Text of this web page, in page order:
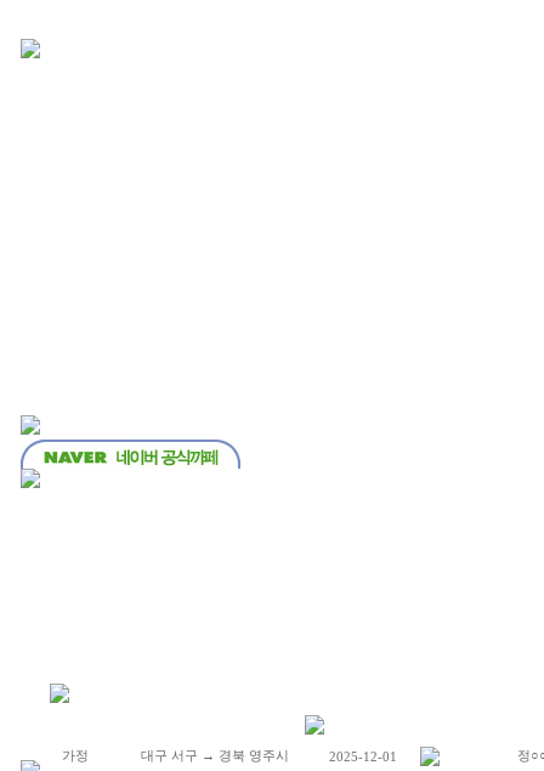
가정 대구 서구 → 경북 영주시 2025-12-01
정